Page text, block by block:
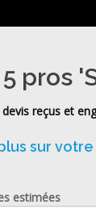
pros
reçus et
sur
estimées